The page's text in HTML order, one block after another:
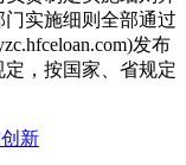
实施细则全部通过
发布
，按国家、省规定
新